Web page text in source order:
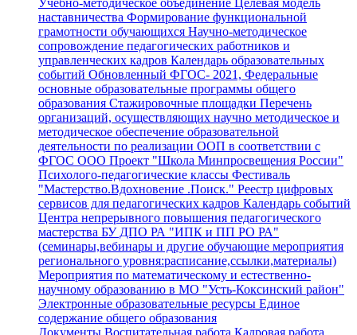
Учебно-методическое объединение Целевая модель
наставничества Формирование функциональной
грамотности обучающихся Научно-методическое
сопровождение педагогических работников и
управленческих кадров Календарь образовательных
событий Обновленный ФГОС- 2021, Федеральные
основные образовательные программы общего
образования Стажировочные площадки Перечень
организаций, осуществляющих научно методическое и
методическое обеспечение образовательной
деятельности по реализации ООП в соответствии с
ФГОС ООО Проект "Школа Минпросвещения России"
Психолого-педагогические классы Фестиваль
"Мастерство.Вдохновение .Поиск." Реестр цифровых
сервисов для педагогических кадров Календарь событий
Центра непрерывного повышения педагогического
мастерства БУ ДПО РА "ИПК и ПП РО РА"
(семинары,вебинары и другие обучающие мероприятия
регионального уровня:расписание,ссылки,материалы)
Мероприятия по математическому и естественно-
научному образованию в МО "Усть-Коксинский район"
Электронные образовательные ресурсы Единое
содержание общего образования
Документы Воспитательная работа Кадровая работа